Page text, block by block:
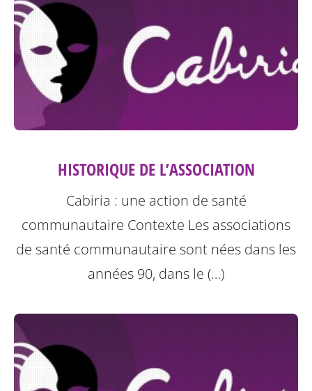
HISTORIQUE DE L’ASSOCIATION
Cabiria : une action de santé
communautaire Contexte Les associations
de santé communautaire sont nées dans les
années 90, dans le (…)